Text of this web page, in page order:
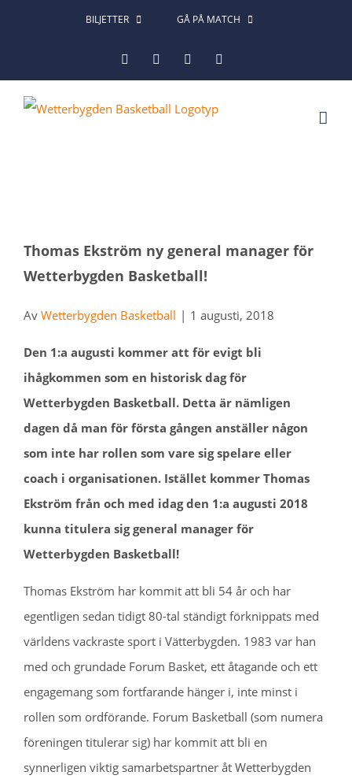
BILJETTER GÅ PÅ MATCH
FacebookInstagram
större
bild
Thomas Ekström ny general manager för
Wetterbygden Basketball!
Av Wetterbygden Basketball | 1 augusti, 2018
Den 1:a augusti kommer att för evigt bli
ihågkommen som en historisk dag för
Wetterbygden Basketball. Detta är nämligen
dagen då man för första gången anställer någon
som inte har rollen som vare sig spelare eller
coach i organisationen. Istället kommer Thomas
Ekström från och med idag den 1:a augusti 2018
kunna titulera sig general manager för
Wetterbygden Basketball!
Thomas Ekström har kommit att bli 54 år och har
egentligen sedan tidigt 80-tal ständigt förknippats med
världens vackraste sport i Vätterbygden. 1983 var han
med och grundade Forum Basket, ett åtagande och ett
engagemang som fortfarande hänger i, inte minst i
rollen som ordförande. Forum Basketball (som numera
föreningen titulerar sig) har kommit att bli en
synnerligen viktig samarbetspartner åt Wetterbygden